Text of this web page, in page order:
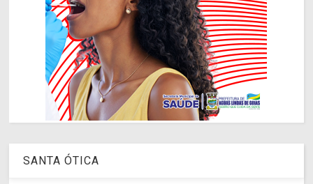
SANTA ÓTICA